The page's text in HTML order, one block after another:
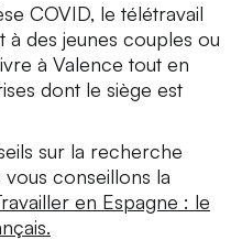
COVID, le télétravail
des jeunes couples ou
à Valence tout en
dont le siège est
sur la recherche
vous conseillons la
en Espagne : le